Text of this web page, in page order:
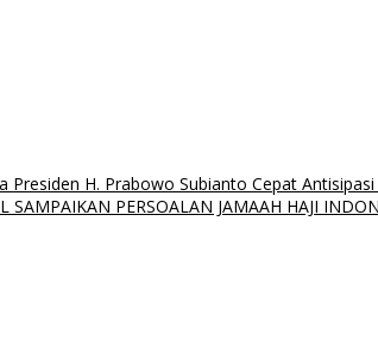
H. Prabowo Subianto Cepat
PERSOALAN JAMAAH HAJI